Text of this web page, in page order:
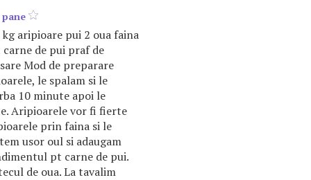
pane
aripioare pui 2 oua faina
de pui praf de
Mod de preparare
le spalam si le
10 minute apoi le
Aripioarele vor fi fierte
prin faina si le
usor oul si adaugam
pt carne de pui.
de oua. La tavalim